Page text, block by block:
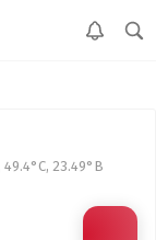
23.49°В